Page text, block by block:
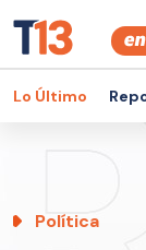
Lo Último
Política